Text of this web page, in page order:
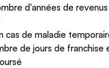
d'années de
cas de maladie
de jours de franchise